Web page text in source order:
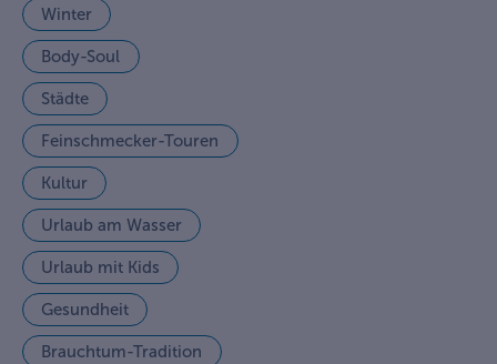
Winter
Body-Soul
Städte
Feinschmecker-Touren
Kultur
Urlaub am Wasser
Urlaub mit Kids
Gesundheit
Brauchtum-Tradition